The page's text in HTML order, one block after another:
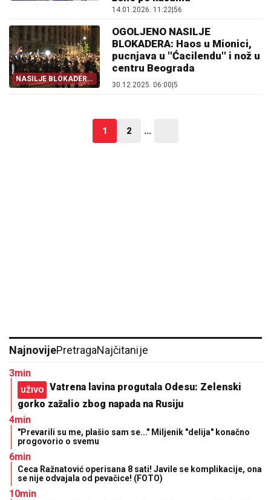
14.01.2026. 11:22|56
NASILJE BLOKADERA
U NEKOLIKO ČINOVA
OGOLJENO NASILJE
BLOKADERA: Haos u Mionici,
pucnjava u ''Ćacilendu'' i nož u
centru Beograda
30.12.2025. 06:00|5
1 2 ...
NajnovijePretragaNajčitanije
3min
UŽIVO
Vatrena lavina progutala Odesu: Zelenski
gorko zažalio zbog napada na Rusiju
4min
"Prevarili su me, plašio sam se..." Miljenik "delija" konačno
progovorio o svemu
6min
Ceca Ražnatović operisana 8 sati! Javile se komplikacije, ona
se nije odvajala od pevačice! (FOTO)
10min